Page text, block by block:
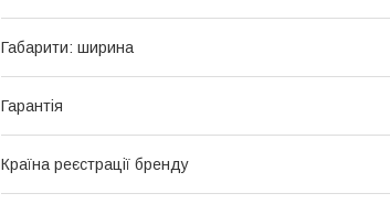
Габарити: ширина
Гарантія
Країна реєстрації бренду